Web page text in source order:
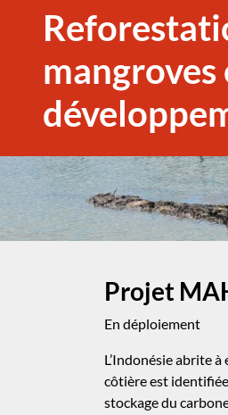
mangroves
Projet
En déploiement
L’Indonésie abrite
côtière est
stockage du